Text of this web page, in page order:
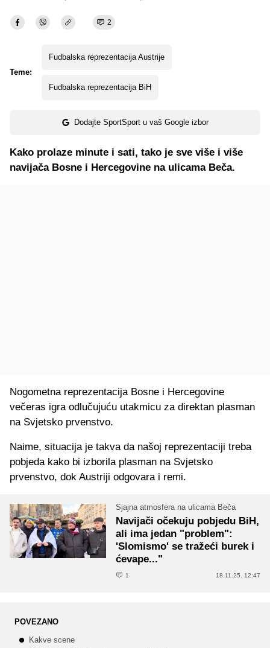
2
Teme:
Fudbalska reprezentacija Austrije
Fudbalska reprezentacija BiH
Dodajte SportSport u vaš Google izbor
Kako prolaze minute i sati, tako je sve više i više
navijača Bosne i Hercegovine na ulicama Beča.
Nogometna reprezentacija Bosne i Hercegovine
večeras igra odlučujuću utakmicu za direktan plasman
na Svjetsko prvenstvo.
Naime, situacija je takva da našoj reprezentaciji treba
pobjeda kako bi izborila plasman na Svjetsko
prvenstvo, dok Austriji odgovara i remi.
Sjajna atmosfera na ulicama Beča
Navijači očekuju pobjedu BiH,
ali ima jedan "problem":
'Slomismo' se tražeći burek i
ćevape..."
1 18.11.25. 12:47
POVEZANO
Kakve scene